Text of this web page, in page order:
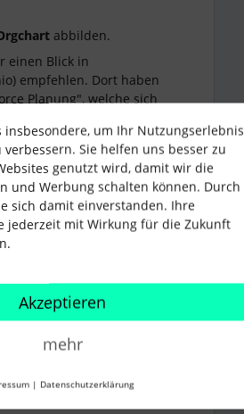
abbilden.
einen Blick in
empfehlen. Dort haben
Planung", welche sich
Seitewerfen.
insbesondere, um Ihr Nutzungserlebnis
Sie helfen uns besser zu
genutzt wird, damit wir die
und Werbung schalten können. Durch
sich damit einverstanden. Ihre
jederzeit mit Wirkung für die Zukunft
Akzeptieren
mehr
| Datenschutzerklärung